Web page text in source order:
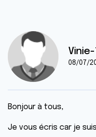
Vinie-
08/07/
Bonjour à tous,
Je vous écris car je